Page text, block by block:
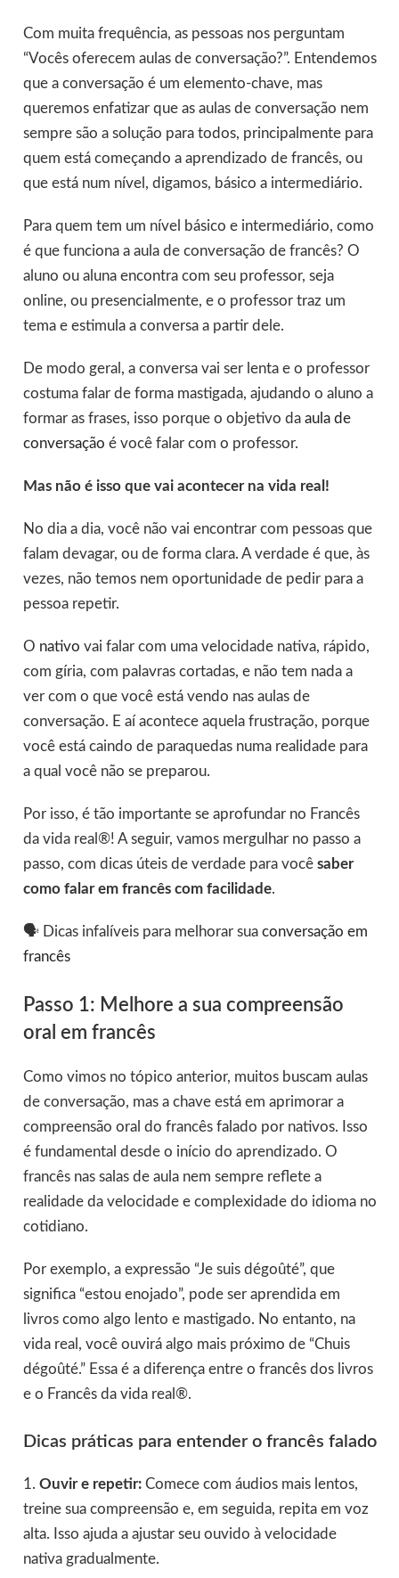
Com muita frequência, as pessoas nos perguntam
“Vocês oferecem aulas de conversação?”. Entendemos
que a conversação é um elemento-chave, mas
queremos enfatizar que as aulas de conversação nem
sempre são a solução para todos, principalmente para
quem está começando a aprendizado de francês, ou
que está num nível, digamos, básico a intermediário.
Para quem tem um nível básico e intermediário, como
é que funciona a aula de conversação de francês? O
aluno ou aluna encontra com seu professor, seja
online, ou presencialmente, e o professor traz um
tema e estimula a conversa a partir dele.
De modo geral, a conversa vai ser lenta e o professor
costuma falar de forma mastigada, ajudando o aluno a
formar as frases, isso porque o objetivo da aula de
conversação é você falar com o professor.
Mas não é isso que vai acontecer na vida real!
No dia a dia, você não vai encontrar com pessoas que
falam devagar, ou de forma clara. A verdade é que, às
vezes, não temos nem oportunidade de pedir para a
pessoa repetir.
O nativo vai falar com uma velocidade nativa, rápido,
com gíria, com palavras cortadas, e não tem nada a
ver com o que você está vendo nas aulas de
conversação. E aí acontece aquela frustração, porque
você está caindo de paraquedas numa realidade para
a qual você não se preparou.
Por isso, é tão importante se aprofundar no Francês
da vida real®! A seguir, vamos mergulhar no passo a
passo, com dicas úteis de verdade para vocêsaber
como falar em francês com facilidade.
🗣️ Dicas infalíveis para melhorar sua conversação em
francês
Passo 1: Melhore a sua compreensão
oral em francês
Como vimos no tópico anterior, muitos buscam aulas
de conversação, mas a chave está em aprimorar a
compreensão oral do francês falado por nativos. Isso
é fundamental desde o início do aprendizado. O
francês nas salas de aula nem sempre reflete a
realidade da velocidade e complexidade do idioma no
cotidiano.
Por exemplo, a expressão “Je suis dégoûté”, que
significa “estou enojado”, pode ser aprendida em
livros como algo lento e mastigado. No entanto, na
vida real, você ouvirá algo mais próximo de “Chuis
dégoûté.” Essa é a diferença entre o francês dos livros
e o Francês da vida real®.
Dicas práticas para entender o francês falado
1. Ouvir e repetir:Comece com áudios mais lentos,
treine sua compreensão e, em seguida, repita em voz
alta. Isso ajuda a ajustar seu ouvido à velocidade
nativa gradualmente.